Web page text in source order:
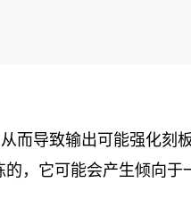
而导致输出可能强化刻
，它可能会产生倾向